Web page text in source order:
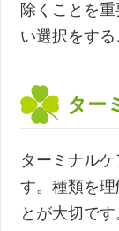
除くことを
い選択をする
ター
ターミナル
す。種類を
とが大切で